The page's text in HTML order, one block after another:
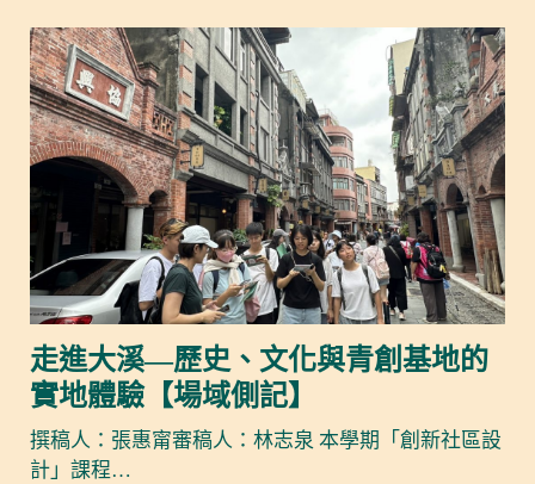
走進大溪—歷史、文化與青創基地的
實地體驗【場域側記】
撰稿人：張惠甯審稿人：林志泉 本學期「創新社區設
計」課程…